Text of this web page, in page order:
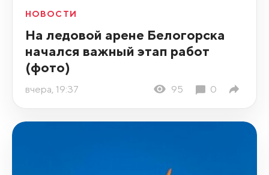
НОВОСТИ
На ледовой арене Белогорска
начался важный этап работ
(фото)
вчера, 19:37 95 0